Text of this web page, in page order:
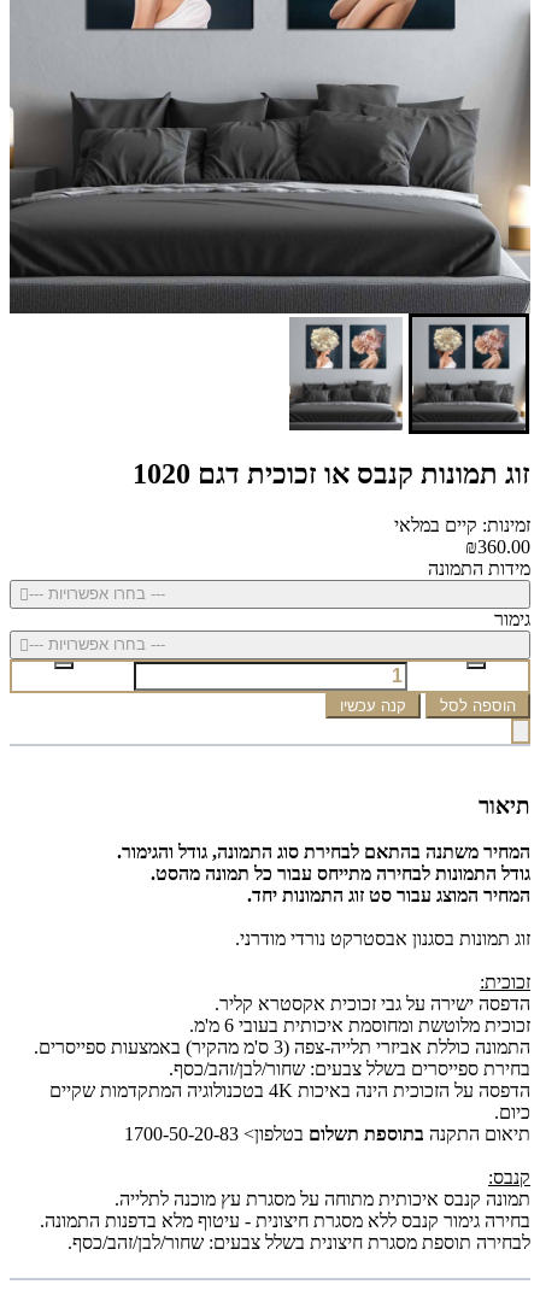
זוג תמונות קנבס או זכוכית דגם 1020
זמינות: קיים במלאי
₪360.00
מידות התמונה
--- בחרו אפשרויות ---
גימור
--- בחרו אפשרויות ---
הוספה לסל קנה עכשיו
תיאור
המחיר משתנה בהתאם לבחירת סוג התמונה, גודל והגימור.
גודל התמונות לבחירה מתייחס עבור כל תמונה מהסט.
המחיר המוצג עבור סט זוג התמונות יחד.
זוג תמונות בסגנון אבסטרקט נורדי מודרני.
זכוכית:
הדפסה ישירה על גבי זכוכית אקסטרא קליר.
זכוכית מלוטשת ומחוסמת איכותית בעובי 6 מ'מ.
התמונה כוללת אביזרי תלייה-צפה (3 ס'מ מהקיר) באמצעות ספייסרים.
בחירת ספייסרים בשלל צבעים: שחור/לבן/זהב/כסף.
הדפסה על הזכוכית הינה באיכות 4K בטכנולוגיה המתקדמות שקיים
כיום.
תיאום התקנה בתוספת תשלום בטלפון> 1700-50-20-83
קנבס:
תמונה קנבס איכותית מתוחה על מסגרת עץ מוכנה לתלייה.
בחירה גימור קנבס ללא מסגרת חיצונית - עיטוף מלא בדפנות התמונה.
לבחירה תוספת מסגרת חיצונית בשלל צבעים: שחור/לבן/זהב/כסף.